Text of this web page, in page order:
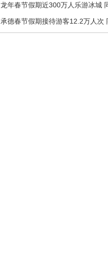
龙年春节假期近300万人乐游冰城
承德春节假期接待游客12.2万人次